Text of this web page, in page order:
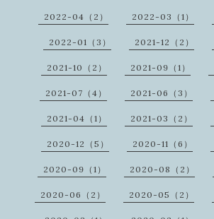
2022-04（2） 2022-03（1）
2022-01（3） 2021-12（2）
2021-10（2） 2021-09（1）
2021-07（4） 2021-06（3）
2021-04（1） 2021-03（2）
2020-12（5） 2020-11（6）
2020-09（1） 2020-08（2）
2020-06（2） 2020-05（2）